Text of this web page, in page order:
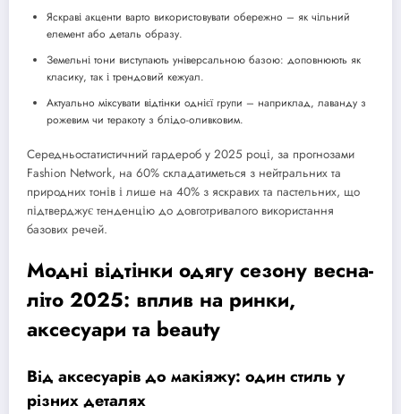
Яскраві акценти варто використовувати обережно – як чільний
елемент або деталь образу.
Земельні тони виступають універсальною базою: доповнюють як
класику, так і трендовий кежуал.
Актуально міксувати відтінки однієї групи – наприклад, лаванду з
рожевим чи теракоту з блідо-оливковим.
Середньостатистичний гардероб у 2025 році, за прогнозами
Fashion Network, на 60% складатиметься з нейтральних та
природних тонів і лише на 40% з яскравих та пастельних, що
підтверджує тенденцію до довготривалого використання
базових речей.
Модні відтінки одягу сезону весна-
літо 2025: вплив на ринки,
аксесуари та beauty
Від аксесуарів до макіяжу: один стиль у
різних деталях